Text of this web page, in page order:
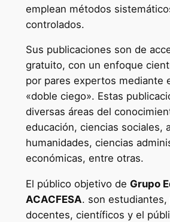
emplean métodos
controlados.
Sus publicaciones son de
gratuito, con un enfoque
por pares expertos mediante
«doble ciego». Estas
diversas áreas del
educación, ciencias sociales,
humanidades, ciencias
económicas, entre otras.
El público objetivo de Grupo
ACACFESA. son
docentes, científicos y el